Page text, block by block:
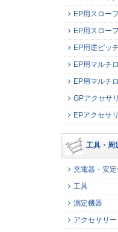
EP用スロー
EP用スロー
EP用逆ピッ
EP用マルチ
EP用マルチ
GPアクセサ
EPアクセサ
工具・周
充電器・安
工具
測定機器
アクセサリー